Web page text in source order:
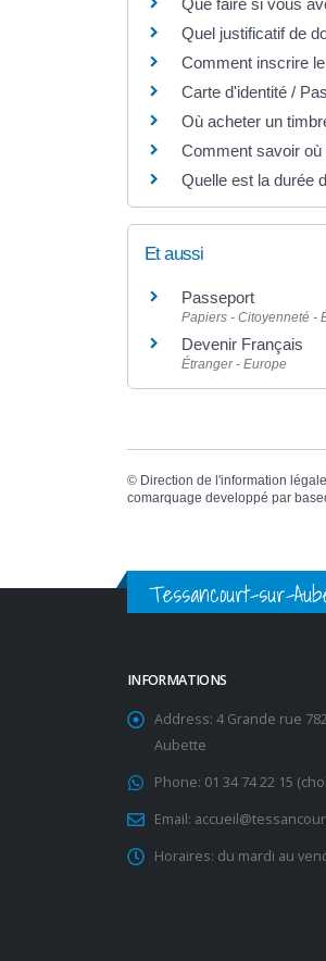
Quel justificatif de
Comment inscrire
Carte d'identité /
Où acheter un
Comment savoir où
Quelle est la durée
Et aussi
Passeport
Papiers - Citoyenneté -
Devenir Français
Étranger - Europe
© Direction de l'information
comarquage developpé par
Tessancourt-sur-
INFORMATIONS
Address: 4 Grande rue
Aubette
Phone: 01 34 74 22 15
Email:
Horaires: du mardi au